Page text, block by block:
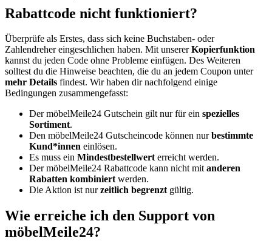
Rabattcode nicht funktioniert?
Überprüfe als Erstes, dass sich keine Buchstaben- oder
Zahlendreher eingeschlichen haben. Mit unsererKopierfunktion
kannst du jeden Code ohne Probleme einfügen. Des Weiteren
solltest du die Hinweise beachten, die du an jedem Coupon unter
mehr Details findest. Wir haben dir nachfolgend einige
Bedingungen zusammengefasst:
Der möbelMeile24 Gutschein gilt nur für ein spezielles
Sortiment.
Den möbelMeile24 Gutscheincode können nurbestimmte
Kund*innen einlösen.
Es muss ein Mindestbestellwerterreicht werden.
Der möbelMeile24 Rabattcode kann nicht mitanderen
Rabatten kombiniertwerden.
Die Aktion ist nurzeitlich begrenztgültig.
Wie erreiche ich den Support von
möbelMeile24?